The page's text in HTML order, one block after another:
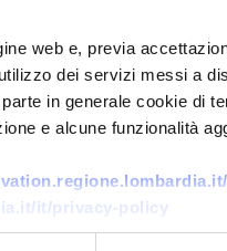
web e, previa
dei servizi messi a
in generale cookie di
e alcune funzionalità
it/privacy-policy
distributiva